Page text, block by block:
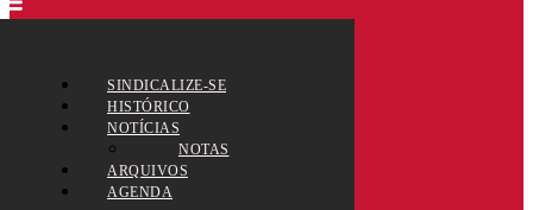
SINDICALIZE-SE
HISTÓRICO
NOTÍCIAS
NOTAS
ARQUIVOS
AGENDA